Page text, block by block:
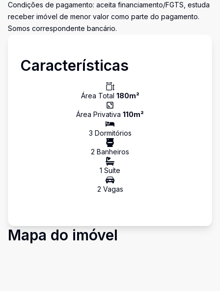
Condições de pagamento: aceita financiamento/FGTS, estuda
receber imóvel de menor valor como parte do pagamento.
Somos correspondente bancário.
Características
Área Total 180m²
Área Privativa 110m²
3 Dormitórios
2 Banheiros
1 Suíte
2 Vagas
Mapa do imóvel